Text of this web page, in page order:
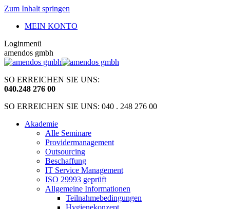
Zum Inhalt springen
MEIN KONTO
Loginmenü
amendos gmbh
SO ERREICHEN SIE UNS:
040.248 276 00
SO ERREICHEN SIE UNS: 040 . 248 276 00
Akademie
Alle Seminare
Providermanagement
Outsourcing
Beschaffung
IT Service Management
ISO 29993 geprüft
Allgemeine Informationen
Teilnahmebedingungen
Hygienekonzept